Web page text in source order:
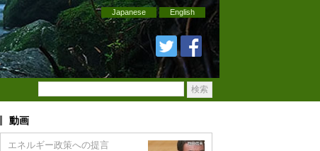
Japanese English
動画
エネルギー政策への提言